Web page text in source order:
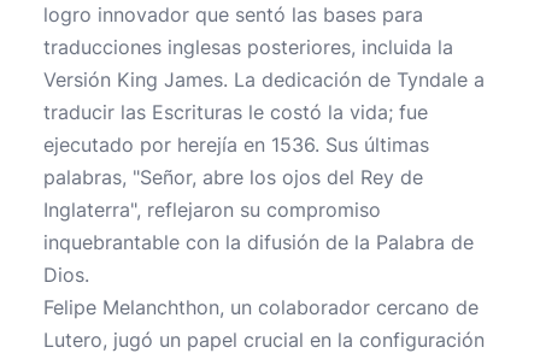
logro innovador que sentó las bases para
traducciones inglesas posteriores, incluida la
Versión King James. La dedicación de Tyndale a
traducir las Escrituras le costó la vida; fue
ejecutado por herejía en 1536. Sus últimas
palabras, "Señor, abre los ojos del Rey de
Inglaterra", reflejaron su compromiso
inquebrantable con la difusión de la Palabra de
Dios.
Felipe Melanchthon, un colaborador cercano de
Lutero, jugó un papel crucial en la configuración